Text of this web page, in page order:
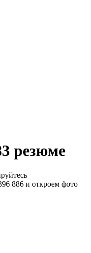
резюме
886 и откроем фото